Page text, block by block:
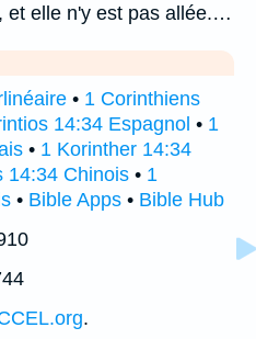
et elle n'y est pas allée.…
• 1 Corinthiens
14:34 Espagnol • 1
• 1 Korinther 14:34
14:34 Chinois • 1
• Bible Apps • Bible Hub
.